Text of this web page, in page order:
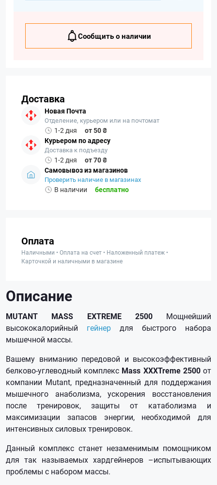
Сообщить о наличии
Доставка
Новая Почта
Отделение, курьером или на почтомат
1-2 дня
от 50 ₴
Курьером по адресу
Доставка к подъезду
1-2 дня
от 70 ₴
Самовывоз из магазинов
Проверить наличие в магазинах
В наличии бесплатно
Оплата
Наличными • Оплата на счет • Наложенный платеж •
Карточкой и наличными в магазине
Описание
MUTANT MASS EXTREME 2500 Мощнейший
высококалорийный гейнер для быстрого набора
мышечной массы.
Вашему вниманию передовой и высокоэффективный
белково-углеводный комплекс Mass XXXTreme 2500от
компании Mutant, предназначенный для поддержания
мышечного анаболизма, ускорения восстановления
после тренировок, защиты от катаболизма и
максимизации запасов энергии, необходимой для
интенсивных силовых тренировок.
Данный комплекс станет незаменимым помощником
для так называемых хардгейнеров –испытывающих
проблемы с набором массы.